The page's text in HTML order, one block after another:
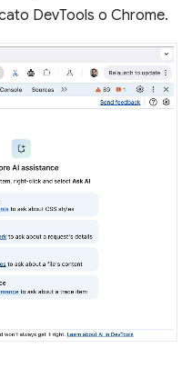
DevTools o Chrome.